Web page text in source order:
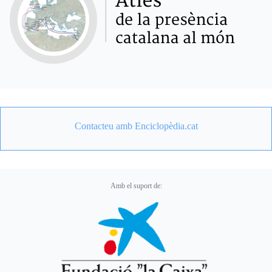
Contacteu amb Enciclopèdia.cat
Amb el suport de: